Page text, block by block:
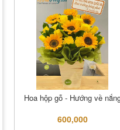
Hoa hộp gỗ - Hướng về
600,000